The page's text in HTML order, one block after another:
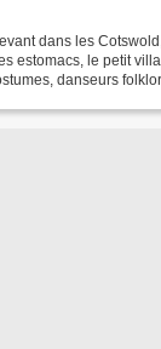
dans les
estomacs, le petit
danseurs